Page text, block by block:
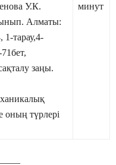
У.К.
Алматы:
тарау,4-
заңы.
оның түрлері
минут